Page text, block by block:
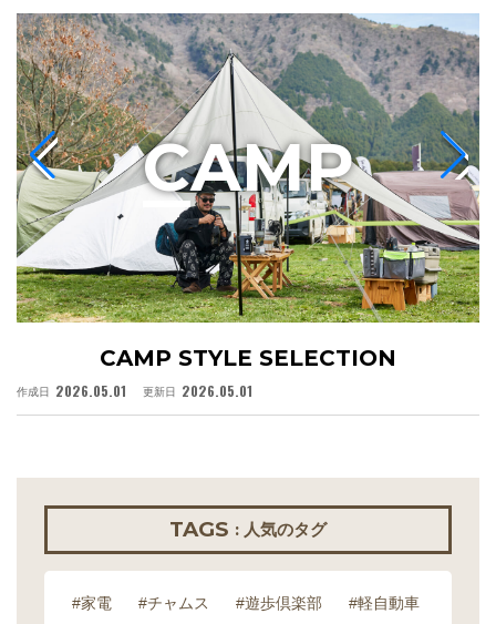
CAMP STYLE SELECTION
作成日 2026.05.01 更新日 2026.05.01
CAMP
TAGS : 人気のタグ
#家電 #チャムス #遊歩倶楽部
#軽自動車